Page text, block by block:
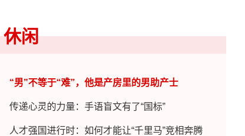
休闲
“男”不等于“难”，他是产房里的男助产士
传递心灵的力量：手语盲文有了“国标”
人才强国进行时：如何才能让“千里马”竞相奔腾